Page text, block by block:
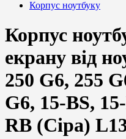
Корпус ноутбуку
Корпус
екрану від
250 G6, 255
G6, 15-BS,
RB (Сіра)